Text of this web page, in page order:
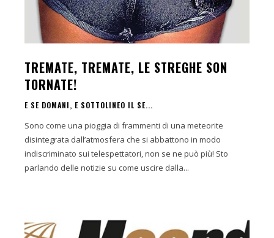
TREMATE, TREMATE, LE STREGHE SON
TORNATE!
E SE DOMANI, E SOTTOLINEO IL SE...
Sono come una pioggia di frammenti di una meteorite
disintegrata dall’atmosfera che si abbattono in modo
indiscriminato sui telespettatori, non se ne può più! Sto
parlando delle notizie su come uscire dalla...